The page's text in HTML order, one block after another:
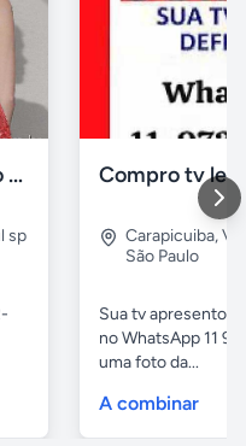
Vestido de festa vermelho com brilho e pedraria
sp
Compro tv
Carapicuiba,
São Paulo
Sua tv apresentou
no WhatsApp 11
uma foto da...
A combinar